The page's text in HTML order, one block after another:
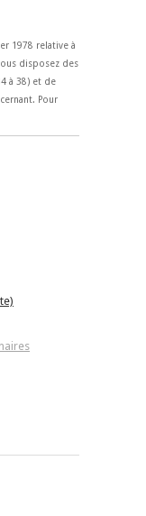
1978 relative à
disposez des
à 38) et de
Pour